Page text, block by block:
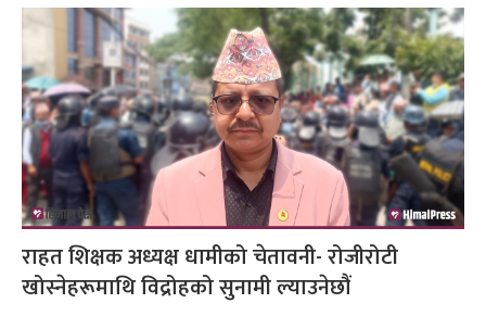
राहत शिक्षक अध्यक्ष धामीको चेतावनी- रोजीरोटी
खोस्नेहरूमाथि विद्रोहको सुनामी ल्याउनेछौं